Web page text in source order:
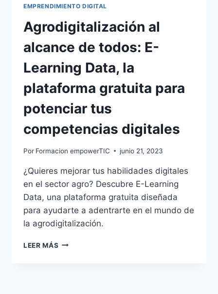
EMPRENDIMIENTO DIGITAL
Agrodigitalización al
alcance de todos: E-
Learning Data, la
plataforma gratuita para
potenciar tus
competencias digitales
Por Formacion empowerTIC junio 21, 2023
¿Quieres mejorar tus habilidades digitales
en el sector agro? Descubre E-Learning
Data, una plataforma gratuita diseñada
para ayudarte a adentrarte en el mundo de
la agrodigitalización.
LEER MÁS